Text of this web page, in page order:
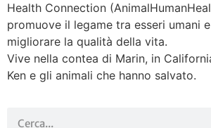
Health Connection
promuove il legame tra esseri umani
migliorare la qualità della vita.
Vive nella contea di Marin, in
Ken e gli animali che hanno salvato.